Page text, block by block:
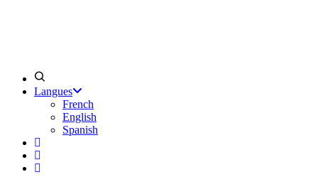
Langues
French
English
Spanish